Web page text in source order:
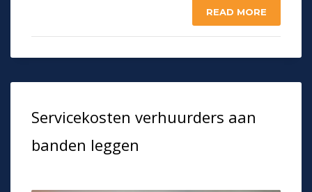
READ MORE
Servicekosten verhuurders aan
banden leggen